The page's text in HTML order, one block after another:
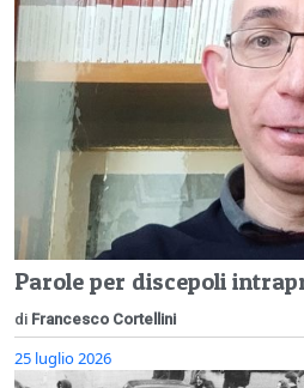
Parole per discepoli
di Francesco Cortellini
25 luglio 2026